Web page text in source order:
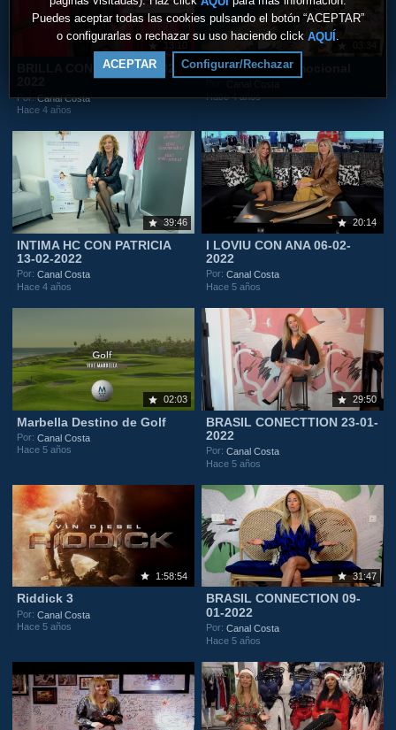
Puedes aceptar todas las cookies pulsando el botón “ACEPTAR”
o configurarlas o rechazar su uso haciendo click AQUÍ .
ACEPTAR Configurar/Rechazar
BRILLA CON LAURA 20-02-
Por:Canal Costa
Hace 4 años
Fuengirola Promocional
Hace 4 años
39:46
INTIMA HC CON PATRICIA
13-02-2022
Por:Canal Costa
Hace 4 años
20:14
I LOVIU CON ANA 06-02-
2022
Por:Canal Costa
Hace 5 años
02:03
Marbella Destino de Golf
Por:Canal Costa
Hace 5 años
29:50
BRASIL CONECTTION 23-01-
2022
Por:Canal Costa
Hace 5 años
1:58:54
Riddick 3
Por:Canal Costa
Hace 5 años
31:47
BRASIL CONNECTION 09-
01-2022
Por:Canal Costa
Hace 5 años